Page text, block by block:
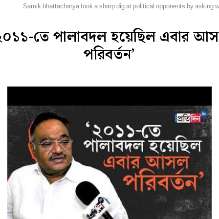
Samik bhattacharya took a sharp dig at political opponents by asking
তে পালাবদল হয়েছিল এবার
পরিবর্তন’